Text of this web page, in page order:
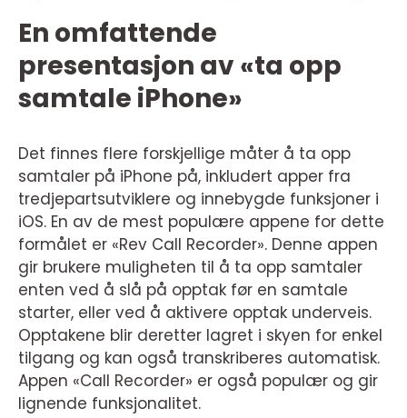
En omfattende
presentasjon av «ta opp
samtale iPhone»
Det finnes flere forskjellige måter å ta opp
samtaler på iPhone på, inkludert apper fra
tredjepartsutviklere og innebygde funksjoner i
iOS. En av de mest populære appene for dette
formålet er «Rev Call Recorder». Denne appen
gir brukere muligheten til å ta opp samtaler
enten ved å slå på opptak før en samtale
starter, eller ved å aktivere opptak underveis.
Opptakene blir deretter lagret i skyen for enkel
tilgang og kan også transkriberes automatisk.
Appen «Call Recorder» er også populær og gir
lignende funksjonalitet.